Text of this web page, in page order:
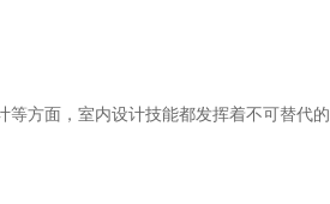
方面，室内设计技能都发挥着不可替代的